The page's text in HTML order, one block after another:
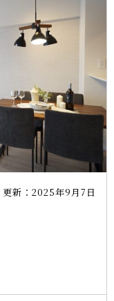
更新：2025年9月7日